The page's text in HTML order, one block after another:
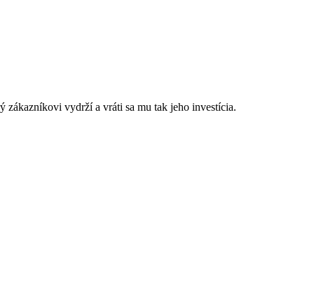
zákazníkovi vydrží a vráti sa mu tak jeho investícia.